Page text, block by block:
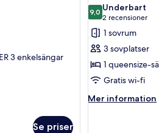
3 enkelsängar
Se priser
foton
för
Basic
Plus
9,09,0 av 10
Underbart
2 recensioner
(2
1 sovrum
3 sovplatser
1 queensize-
Gratis wi-fi
Mer information
Mer